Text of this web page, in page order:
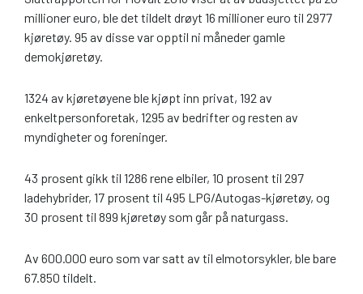
millioner euro, ble det tildelt drøyt 16 millioner euro til 2977
kjøretøy. 95 av disse var opptil ni måneder gamle
demokjøretøy.
1324 av kjøretøyene ble kjøpt inn privat, 192 av
enkeltpersonforetak, 1295 av bedrifter og resten av
myndigheter og foreninger.
43 prosent gikk til 1286 rene elbiler, 10 prosent til 297
ladehybrider, 17 prosent til 495 LPG/Autogas-kjøretøy, og
30 prosent til 899 kjøretøy som går på naturgass.
Av 600.000 euro som var satt av til elmotorsykler, ble bare
67.850 tildelt.